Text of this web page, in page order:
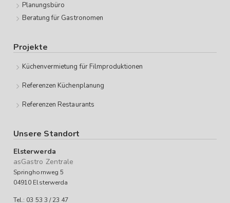
Planungsbüro
Beratung für Gastronomen
Projekte
Küchenvermietung für Filmproduktionen
Referenzen Küchenplanung
Referenzen Restaurants
Unsere Standort
Elsterwerda
asGastro Zentrale
Springhornweg 5
04910 Elsterwerda
Tel.: 03 53 3 / 23 47